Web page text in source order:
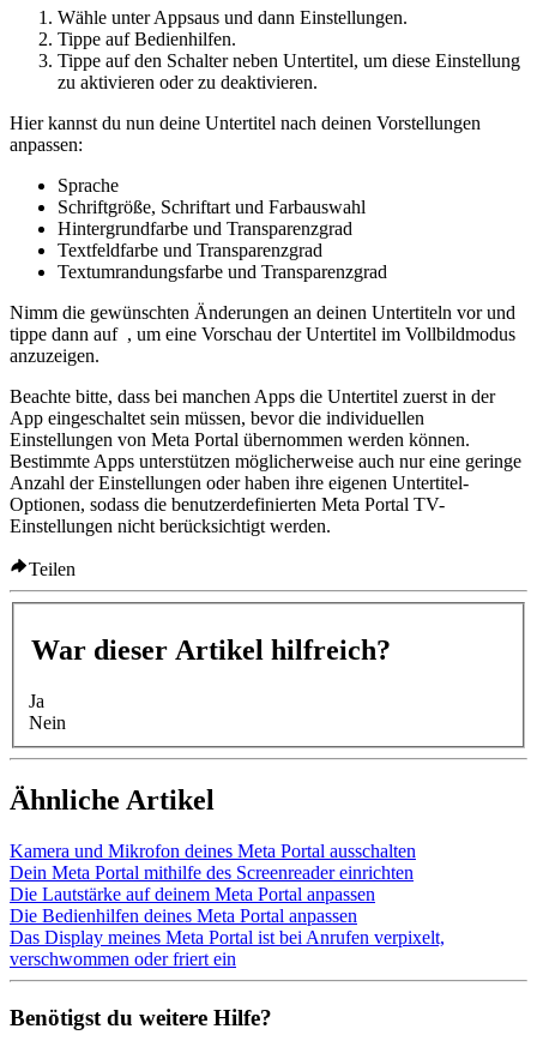
Wähle unterAppsaus und dann Einstellungen.
Tippe aufBedienhilfen.
Tippe auf den Schalter neben Untertitel, um diese Einstellung
zu aktivieren oder zu deaktivieren.
Hier kannst du nun deine Untertitel nach deinen Vorstellungen
anpassen:
Sprache
Schriftgröße, Schriftart und Farbauswahl
Hintergrundfarbe und Transparenzgrad
Textfeldfarbe und Transparenzgrad
Textumrandungsfarbe und Transparenzgrad
Nimm die gewünschten Änderungen an deinen Untertiteln vor und
tippe dann auf , um eine Vorschau der Untertitel im Vollbildmodus
anzuzeigen.
Beachte bitte, dass bei manchen Apps die Untertitel zuerst in der
App eingeschaltet sein müssen, bevor die individuellen
Einstellungen von Meta Portal übernommen werden können.
Bestimmte Apps unterstützen möglicherweise auch nur eine geringe
Anzahl der Einstellungen oder haben ihre eigenen Untertitel-
Optionen, sodass die benutzerdefinierten Meta Portal TV-
Einstellungen nicht berücksichtigt werden.
Teilen
War dieser Artikel hilfreich?
Ja
Nein
Ähnliche Artikel
Kamera und Mikrofon deines Meta Portal ausschalten
Dein Meta Portal mithilfe des Screenreader einrichten
Die Lautstärke auf deinem Meta Portal anpassen
Die Bedienhilfen deines Meta Portal anpassen
Das Display meines Meta Portal ist bei Anrufen verpixelt,
verschwommen oder friert ein
Benötigst du weitere Hilfe?